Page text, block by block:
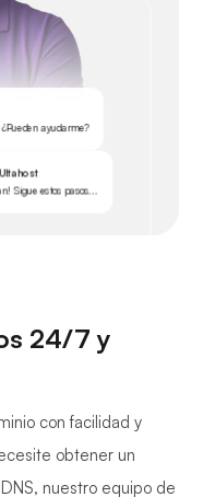
ayudarme?
Sigue estos pasos...
24/7 y
con facilidad y
obtener un
nuestro equipo de